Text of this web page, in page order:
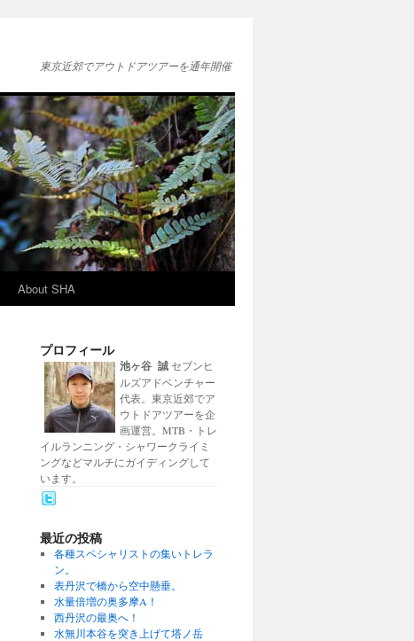
東京近郊でアウトドアツアーを通年開催
About SHA
プロフィール
池ヶ谷 誠 セブンヒ
ルズアドベンチャー
代表。東京近郊でア
ウトドアツアーを企
画運営。MTB・トレ
イルランニング・シャワークライミ
ングなどマルチにガイディングして
います。
最近の投稿
各種スペシャリストの集いトレラ
ン。
表丹沢で橋から空中懸垂。
水量倍増の奥多摩A！
西丹沢の最奥へ！
水無川本谷を突き上げて塔ノ岳